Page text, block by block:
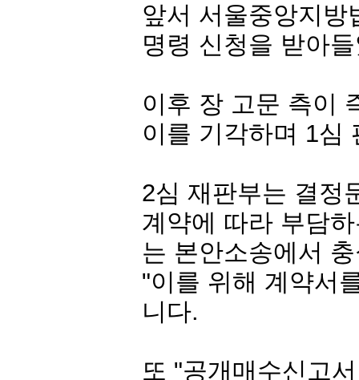
앞서 서울중앙지
명령 신청을 받아
이후 장 고문 측이
이를 기각하며 1심
2심 재판부는 결정
계약에 따라 부담
는 본안소송에서
"이를 위해 계약서
니다.
또 "공개매수신고